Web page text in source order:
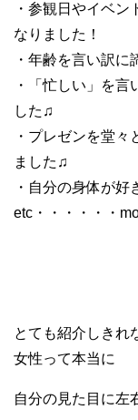
・参観日やイベン
なりました！
・年齢を言い訳に
・「忙しい」を
した♫
・プレゼンを堂
ました♫
・自分の身体が
etc・・・・・・
とても紹介しきれ
女性って本当に
自分の見た目に左